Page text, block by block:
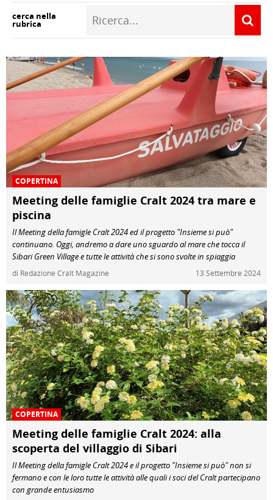
cerca nella
rubrica
COPERTINA
Meeting delle famiglie Cralt 2024 tra mare e
piscina
Il Meeting della famigle Cralt 2024 ed il progetto "Insieme si può"
continuano. Oggi, andremo a dare uno sguardo al mare che tocca il
Sibari Green Village e tutte le attività che si sono svolte in spiaggia
di Redazione Cralt Magazine 13 Settembre 2024
COPERTINA
Meeting delle famiglie Cralt 2024: alla
scoperta del villaggio di Sibari
Il Meeting della famigle Cralt 2024 e il progetto "Insieme si può" non si
fermano e con le loro tutte le attività alle quali i soci del Cralt partecipano
con grande entusiasmo